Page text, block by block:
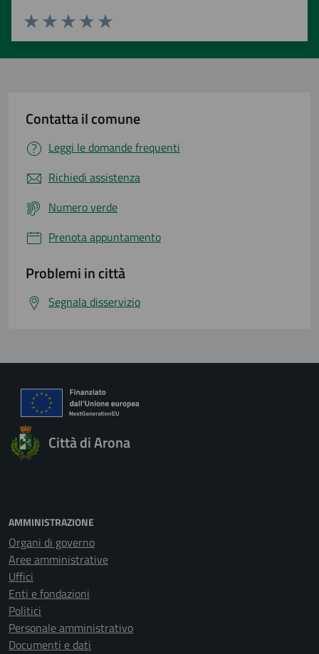
Valuta 5 stelle su 5
Valuta 4 stelle su 5
Valuta 3 stelle su 5
Valuta 2 stelle su 5
Valuta 1 stelle su 5
Contatta il comune
Leggi le domande frequenti
Richiedi assistenza
Numero verde
Prenota appuntamento
Problemi in città
Segnala disservizio
Città di Arona
AMMINISTRAZIONE
Organi di governo
Aree amministrative
Uffici
Enti e fondazioni
Politici
Personale amministrativo
Documenti e dati